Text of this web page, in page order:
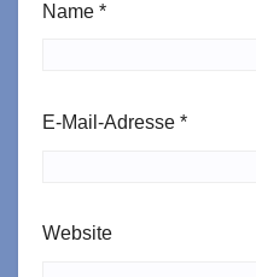
Name *
E-Mail-Adresse *
Website